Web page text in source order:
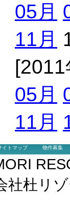
05月
11月
05月
11月
イトマップ 物件募集
社杜リ